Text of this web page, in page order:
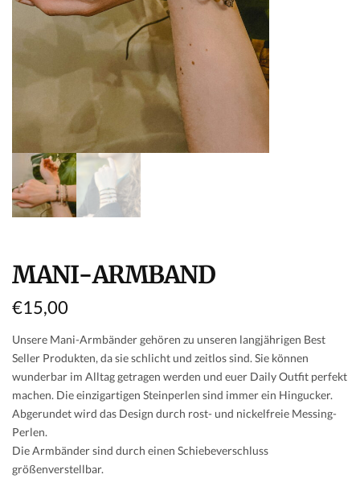
MANI-ARMBAND
€15,00
Unsere Mani-Armbänder gehören zu unseren langjährigen Best
Seller Produkten, da sie schlicht und zeitlos sind. Sie können
wunderbar im Alltag getragen werden und euer Daily Outfit perfekt
machen. Die einzigartigen Steinperlen sind immer ein Hingucker.
Abgerundet wird das Design durch rost- und nickelfreie Messing-
Perlen.
Die Armbänder sind durch einen Schiebeverschluss
größenverstellbar.